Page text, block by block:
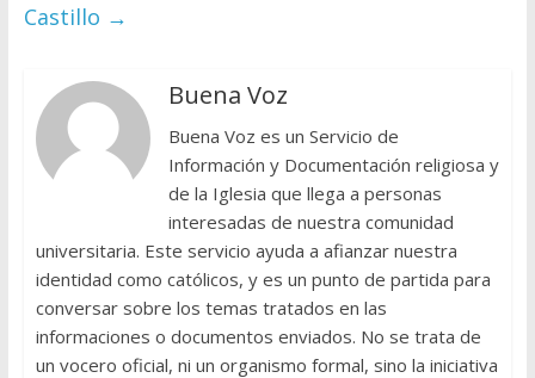
Castillo →
Buena Voz
Buena Voz es un Servicio de
Información y Documentación religiosa y
de la Iglesia que llega a personas
interesadas de nuestra comunidad
universitaria. Este servicio ayuda a afianzar nuestra
identidad como católicos, y es un punto de partida para
conversar sobre los temas tratados en las
informaciones o documentos enviados. No se trata de
un vocero oficial, ni un organismo formal, sino la iniciativa